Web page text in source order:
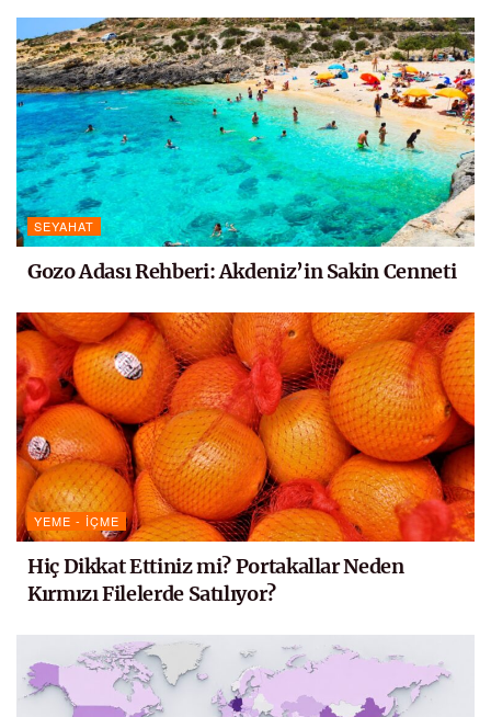
SEYAHAT
Gozo Adası Rehberi: Akdeniz’in Sakin Cenneti
YEME - İÇME
Hiç Dikkat Ettiniz mi? Portakallar Neden
Kırmızı Filelerde Satılıyor?